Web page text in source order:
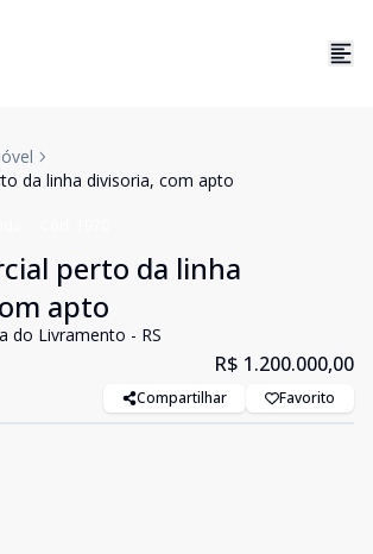
da linha divisoria, com apto
perto da linha
apto
do Livramento - RS
R$ 1.200.000,00
Compartilhar Favorito